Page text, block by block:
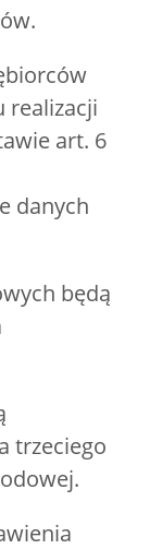
realizacji
art. 6
danych
będą
trzeciego